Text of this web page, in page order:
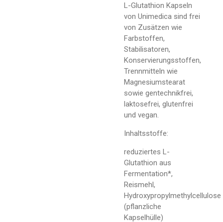
L-Glutathion Kapseln
von Unimedica sind frei
von Zusätzen wie
Farbstoffen,
Stabilisatoren,
Konservierungsstoffen,
Trennmitteln wie
Magnesiumstearat
sowie gentechnikfrei,
laktosefrei, glutenfrei
und vegan.
Inhaltsstoffe:
reduziertes L-
Glutathion aus
Fermentation*,
Reismehl,
Hydroxypropylmethylcellulose
(pflanzliche
Kapselhülle)